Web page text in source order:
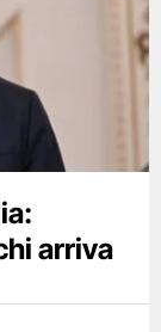
arriva